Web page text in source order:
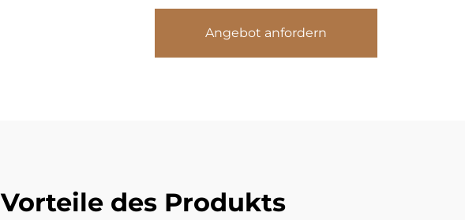
Angebot anfordern
Vorteile des Produkts